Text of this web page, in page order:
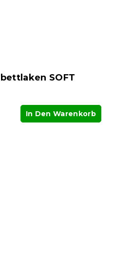
SOFT
In Den Warenkorb